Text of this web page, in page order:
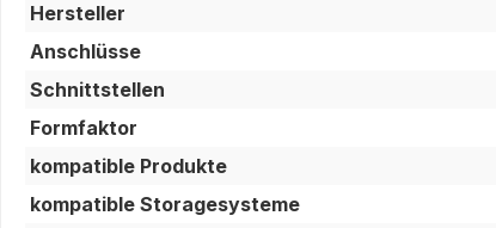
Hersteller
Anschlüsse
Schnittstellen
Formfaktor
kompatible Produkte
kompatible Storagesysteme